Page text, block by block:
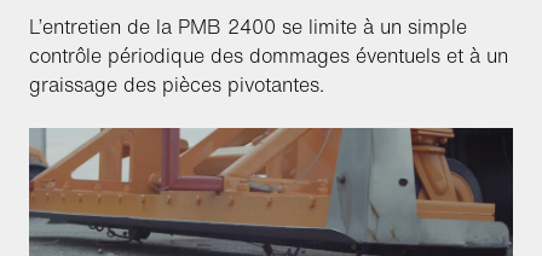
L’entretien de la PMB 2400 se limite à un simple
contrôle périodique des dommages éventuels et à un
graissage des pièces pivotantes.